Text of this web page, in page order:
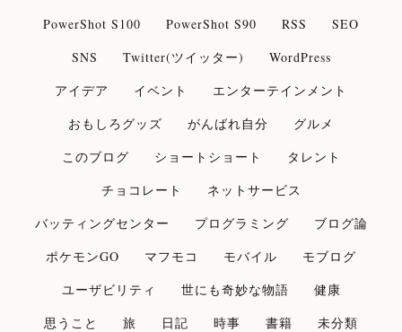
PowerShot S100
PowerShot S90 RSS
SEO
SNS
Twitter(ツイッター)
WordPress
アイデア
イベント
エンターテインメント
おもしろグッズ
がんばれ自分
グルメ
このブログ
ショートショート
タレント
チョコレート
ネットサービス
バッティングセンター
プログラミング
ブログ論
ポケモンGO
マフモコ モバイル
モブログ
ユーザビリティ
世にも奇妙な物語
健康
思うこと
旅 日記 時事 書籍
未分類